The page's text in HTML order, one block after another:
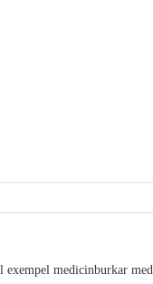
medicinburkar